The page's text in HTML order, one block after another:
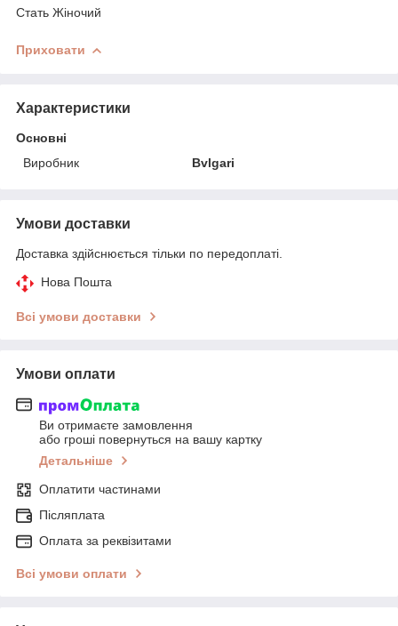
Стать Жіночий
Приховати
Характеристики
Основні
Виробник
Bvlgari
Умови доставки
Доставка здійснюється тільки по передоплаті.
Нова Пошта
Всі умови доставки
Умови оплати
Ви отримаєте замовлення
або гроші повернуться на вашу картку
Детальніше
Оплатити частинами
Післяплата
Оплата за реквізитами
Всі умови оплати